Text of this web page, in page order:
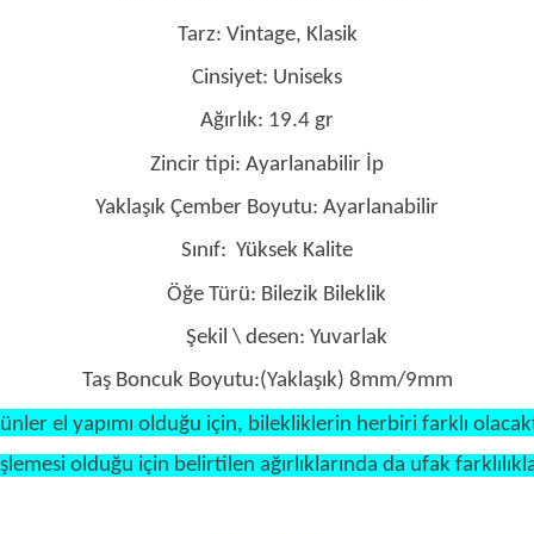
Tarz: Vintage, Klasik
Cinsiyet: Uniseks
Ağırlık: 19.4 gr
Zincir tipi: Ayarlanabilir İp
Yaklaşık Çember Boyutu: Ayarlanabilir
Sınıf: Yüksek Kalite
Öğe Türü: Bilezik Bileklik
Şekil \ desen: Yuvarlak
Taş Boncuk Boyutu:(Yaklaşık) 8mm/9mm
el yapımı olduğu için, bilekliklerin herbiri farklı
olduğu için belirtilen ağırlıklarında da ufak